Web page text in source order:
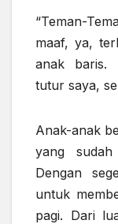
“Teman-
maaf, ya,
anak baris.
tutur saya,
Anak-anak
yang
Dengan
untuk
pagi. Dari